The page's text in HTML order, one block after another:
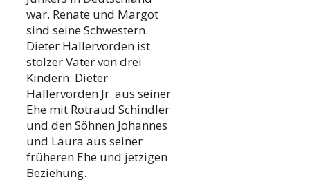
war. Renate und Margot
sind seine Schwestern.
Dieter Hallervorden ist
stolzer Vater von drei
Kindern: Dieter
Hallervorden Jr. aus seiner
Ehe mit Rotraud Schindler
und den Söhnen Johannes
und Laura aus seiner
früheren Ehe und jetzigen
Beziehung.